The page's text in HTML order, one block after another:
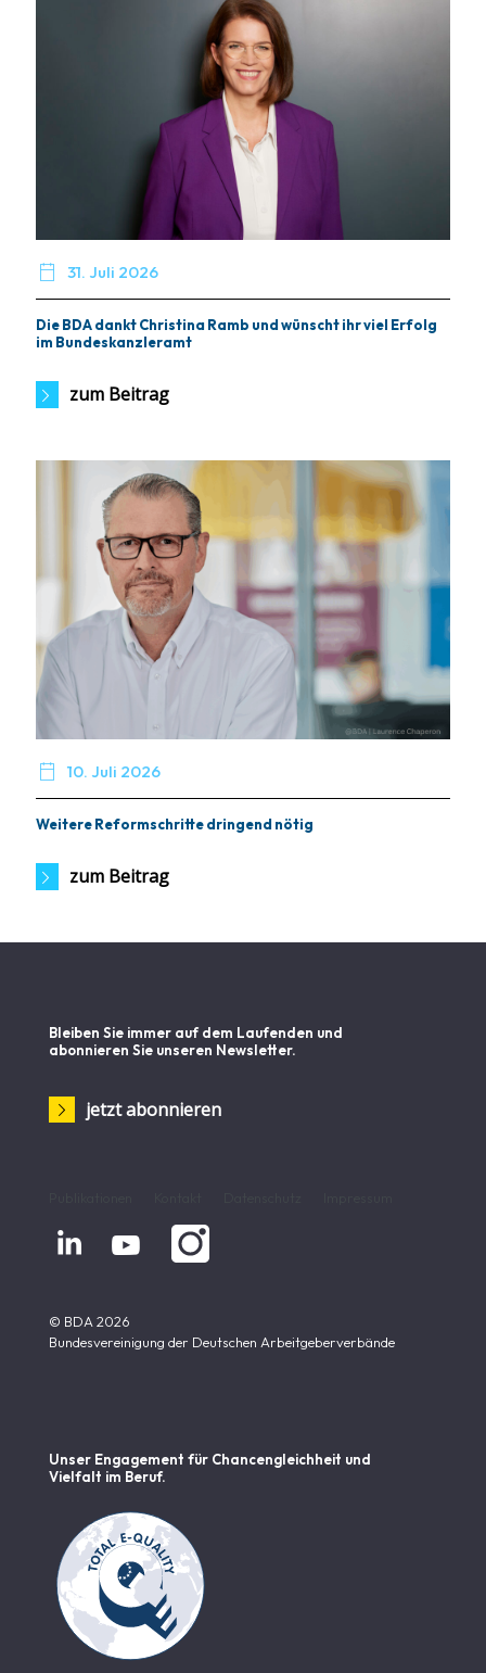
 31. Juli 2026
Die BDA dankt Christina Ramb und wünscht ihr viel Erfolg
im Bundeskanzleramt
zum Beitrag
 10. Juli 2026
Weitere Reformschritte dringend nötig
zum Beitrag
Bleiben Sie immer auf dem Laufenden und
abonnieren Sie unseren Newsletter.
jetzt abonnieren
 
© BDA 2026
Bundesvereinigung der Deutschen Arbeitgeberverbände
Unser Engagement für Chancen­gleichheit und
Vielfalt im Beruf.